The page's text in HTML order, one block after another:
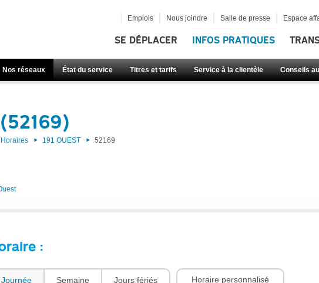
SE DÉPLACER INFOS PRATIQUES
Nos réseaux État du service Titres et tarifs Service à la clientèle Conseils
Emplois Nous joindre Salle de presse Espace
Horaires 191 OUEST 52169
:
Journée Semaine Jours fériés Horaire personnalisé